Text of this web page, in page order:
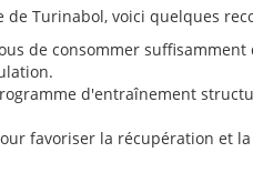
Turinabol, voici quelques
de consommer
d'entraînement
favoriser la récupération et